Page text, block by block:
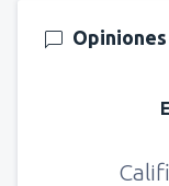
Opiniones